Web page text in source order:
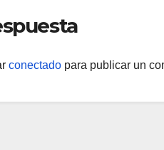
conectado para publicar un